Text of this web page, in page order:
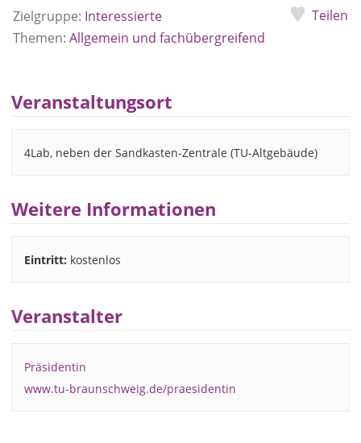
Zielgruppe: Interessierte
Themen: Allgemein und fachübergreifend
Teilen
Veranstaltungsort
4Lab, neben der Sandkasten-Zentrale (TU-Altgebäude)
Weitere Informationen
Eintritt: kostenlos
Veranstalter
Präsidentin
www.tu-braunschweig.de/praesidentin